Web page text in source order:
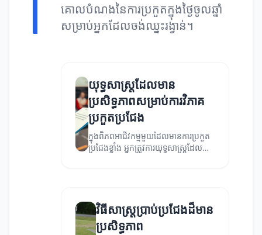
គោលបំណងនៃការប្រកួតក្នុងថ្ងៃចូលឆ្នាំ
សម្រាប់អ្នកដែលចង់ឈ្នះរង្វាន់។
យុទ្ធសាស្ត្រដែលមាន
ប្រសិទ្ធភាពសម្រាប់ការវិភាគ
ប្រកួតប្រជែង
ក្នុងពិភពអាជីវកម្មមួយដែលមានការប្រកួត
ប្រជែងខ្លាំង អ្នកត្រូវការយុទ្ធសាស្ត្រដែល
របស់អ្នក។
វិធីសាស្ត្រប្រាប់ប្រជែងដ៏មាន
ប្រសិទ្ធភាព